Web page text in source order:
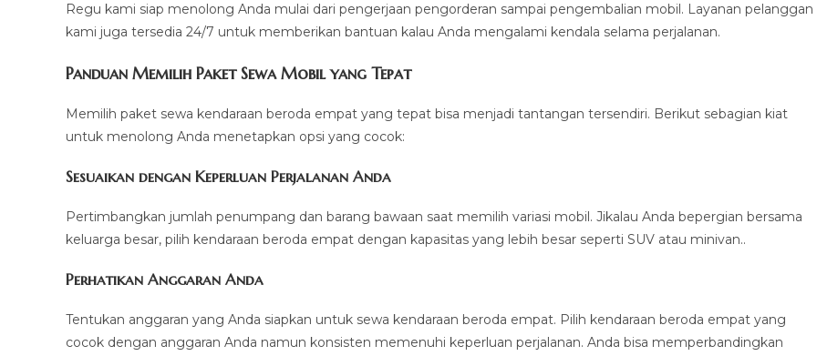
Regu kami siap menolong Anda mulai dari pengerjaan pengorderan sampai pengembalian mobil. Layanan pelanggan
kami juga tersedia 24/7 untuk memberikan bantuan kalau Anda mengalami kendala selama perjalanan.
Panduan Memilih Paket Sewa Mobil yang Tepat
Memilih paket sewa kendaraan beroda empat yang tepat bisa menjadi tantangan tersendiri. Berikut sebagian kiat
untuk menolong Anda menetapkan opsi yang cocok:
Sesuaikan dengan Keperluan Perjalanan Anda
Pertimbangkan jumlah penumpang dan barang bawaan saat memilih variasi mobil. Jikalau Anda bepergian bersama
keluarga besar, pilih kendaraan beroda empat dengan kapasitas yang lebih besar seperti SUV atau minivan..
Perhatikan Anggaran Anda
Tentukan anggaran yang Anda siapkan untuk sewa kendaraan beroda empat. Pilih kendaraan beroda empat yang
cocok dengan anggaran Anda namun konsisten memenuhi keperluan perjalanan. Anda bisa memperbandingkan